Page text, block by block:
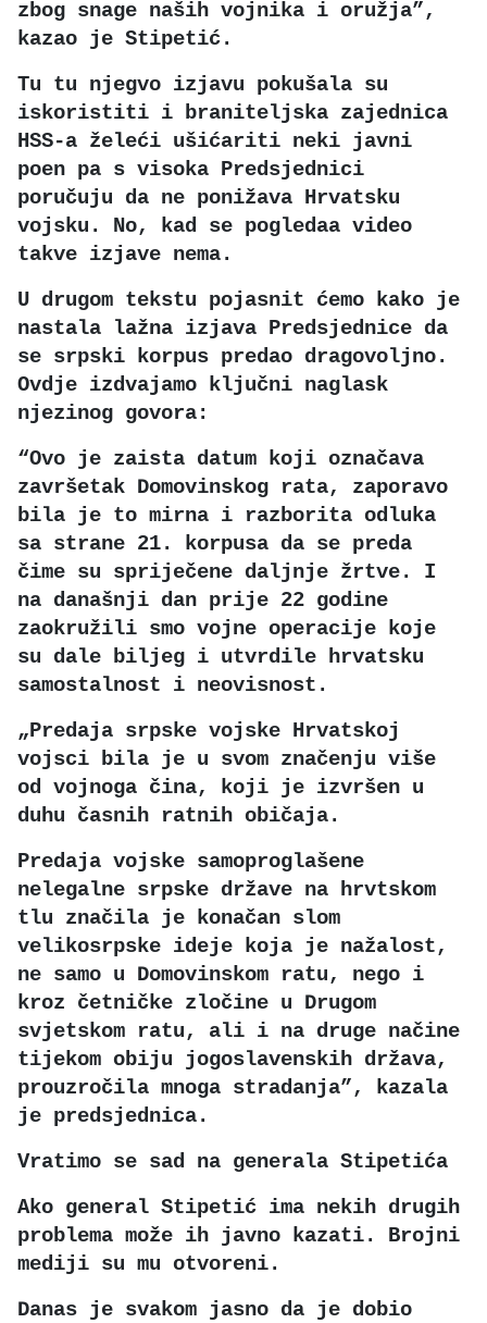
zbog snage naših vojnika i oružja”,
kazao je Stipetić.
Tu tu njegvo izjavu pokušala su
iskoristiti i braniteljska zajednica
HSS-a želeći ušićariti neki javni
poen pa s visoka Predsjednici
poručuju da ne ponižava Hrvatsku
vojsku. No, kad se pogledaa video
takve izjave nema.
U drugom tekstu pojasnit ćemo kako je
nastala lažna izjava Predsjednice da
se srpski korpus predao dragovoljno.
Ovdje izdvajamo ključni naglask
njezinog govora:
“Ovo je zaista datum koji označava
završetak Domovinskog rata, zaporavo
bila je to mirna i razborita odluka
sa strane 21. korpusa da se preda
čime su spriječene daljnje žrtve. I
na današnji dan prije 22 godine
zaokružili smo vojne operacije koje
su dale biljeg i utvrdile hrvatsku
samostalnost i neovisnost.
„Predaja srpske vojske Hrvatskoj
vojsci bila je u svom značenju više
od vojnoga čina, koji je izvršen u
duhu časnih ratnih običaja.
Predaja vojske samoproglašene
nelegalne srpske države na hrvtskom
tlu značila je konačan slom
velikosrpske ideje koja je nažalost,
ne samo u Domovinskom ratu, nego i
kroz četničke zločine u Drugom
svjetskom ratu, ali i na druge načine
tijekom obiju jogoslavenskih država,
prouzročila mnoga stradanja”, kazala
je predsjednica.
Vratimo se sad na generala Stipetića
Ako general Stipetić ima nekih drugih
problema može ih javno kazati. Brojni
mediji su mu otvoreni.
Danas je svakom jasno da je dobio